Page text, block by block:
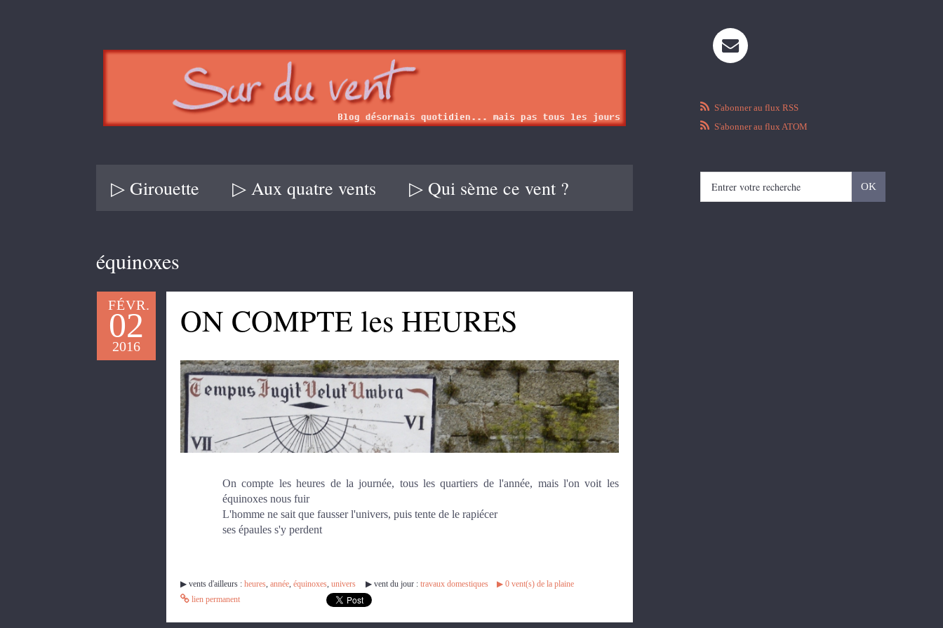
▷ Girouette ▷ Aux quatre vents ▷ Qui sème ce vent ?
équinoxes
FÉVR.
02
2016
ON COMPTE les HEURES
On compte les heures de la journée, tous les quartiers de l'année, mais l'on voit les
équinoxes nous fuir
L'homme ne sait que fausser l'univers, puis tente de le rapiécer
ses épaules s'y perdent
▶︎ vents d'ailleurs : heures, année, équinoxes, univers ▶︎ vent du jour :travaux domestiques ▶︎ 0 vent(s) de la plaine
lien permanent
S'abonner au flux RSS
S'abonner au flux ATOM